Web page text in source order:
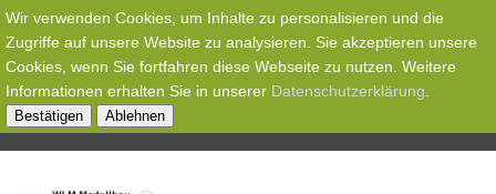
Wir verwenden Cookies, um Inhalte zu personalisieren und die
Zugriffe auf unsere Website zu analysieren. Sie akzeptieren unsere
Cookies, wenn Sie fortfahren diese Webseite zu nutzen. Weitere
Informationen erhalten Sie in unserer Datenschutzerklärung
Bestätigen Ablehnen